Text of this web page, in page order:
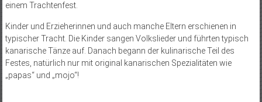
einem Trachtenfest.
Kinder und Erzieherinnen und auch manche Eltern erschienen in
typischer Tracht. Die Kinder sangen Volkslieder und führten typisch
kanarische Tänze auf. Danach begann der kulinarische Teil des
Festes, natürlich nur mit original kanarischen Spezialitäten wie
„papas“ und „mojo“!